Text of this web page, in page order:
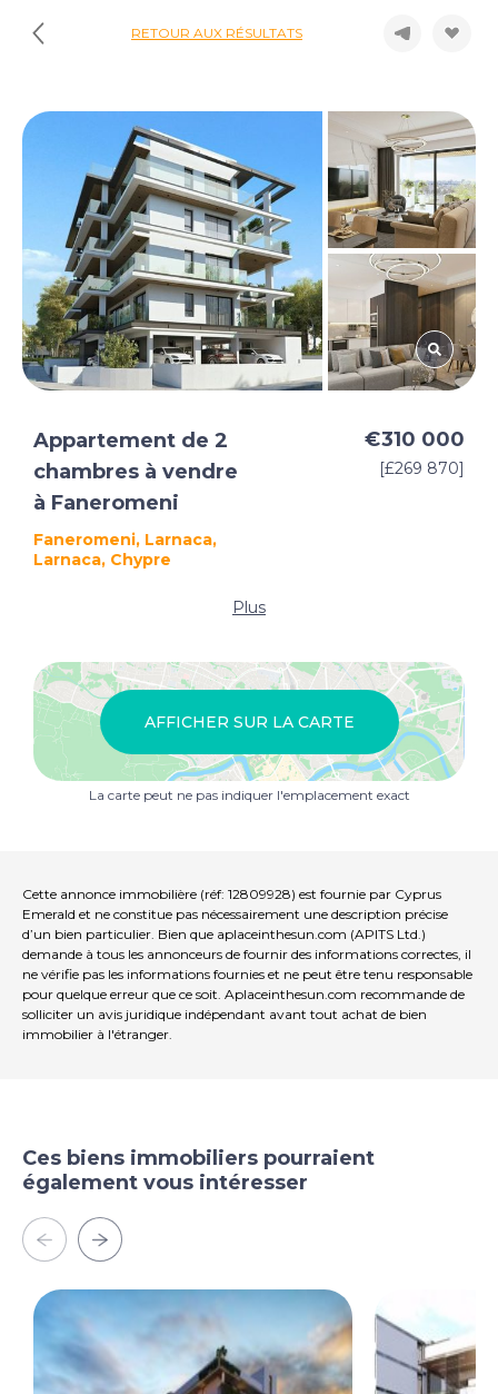
RETOUR AUX RÉSULTATS
Appartement de 2
chambres à vendre
à Faneromeni
Faneromeni, Larnaca,
Larnaca, Chypre
€310 000
[£269 870]
Plus
AFFICHER SUR LA CARTE
La carte peut ne pas indiquer l'emplacement exact
Cette annonce immobilière (réf: 12809928) est fournie par Cyprus
Emerald et ne constitue pas nécessairement une description précise
d’un bien particulier. Bien que aplaceinthesun.com (APITS Ltd.)
demande à tous les annonceurs de fournir des informations correctes, il
ne vérifie pas les informations fournies et ne peut être tenu responsable
pour quelque erreur que ce soit. Aplaceinthesun.com recommande de
solliciter un avis juridique indépendant avant tout achat de bien
immobilier à l'étranger.
Ces biens immobiliers pourraient
également vous intéresser